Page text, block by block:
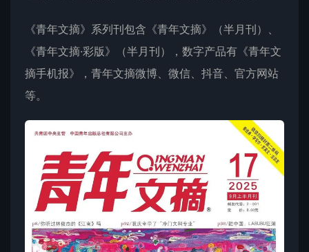
《青年文摘》系列刊包含《青年文摘》（半月刊）、
《青年文摘·彩版》（半月刊），数字产品有《青年文
摘手机报》，青年文摘微博、微信、抖音、官方网站
等。